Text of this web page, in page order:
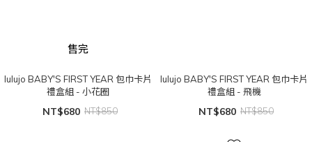
售完
lulujo BABY'S FIRST YEAR 包巾卡片
禮盒組 - 小花圈
NT$680 NT$850
lulujo BABY'S FIRST YEAR 包巾卡片
禮盒組 - 飛機
NT$680 NT$850